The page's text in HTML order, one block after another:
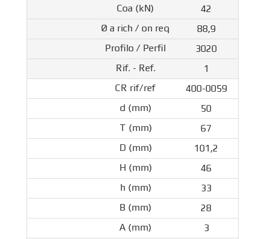
42
88,9
3020
1
400-0059
50
67
101,2
46
33
28
3